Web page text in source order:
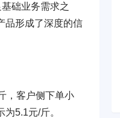
础业务需求之
品形成了深度的信
，客户侧下单小
5.1元/斤。